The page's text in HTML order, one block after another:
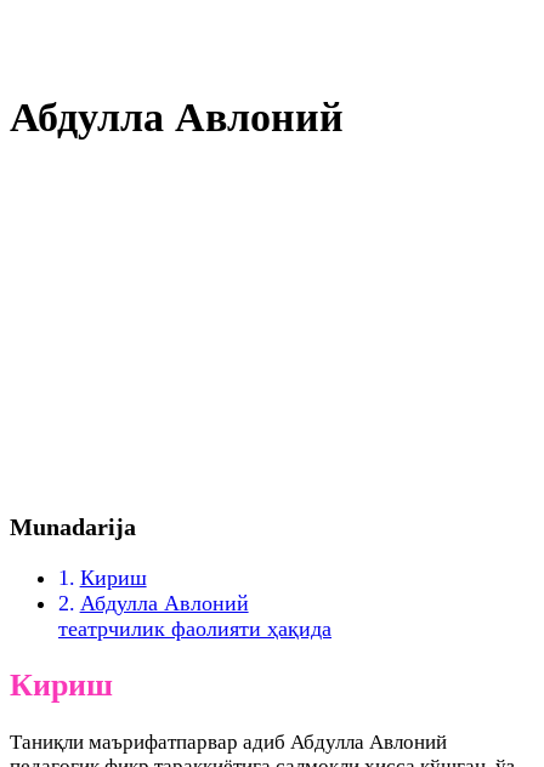
Абдулла Авлоний
Munadarija
Кириш
Абдулла Авлоний
театрчилик фаолияти ҳақида
Кириш
Таниқли маърифатпарвар адиб Абдулла Авлоний